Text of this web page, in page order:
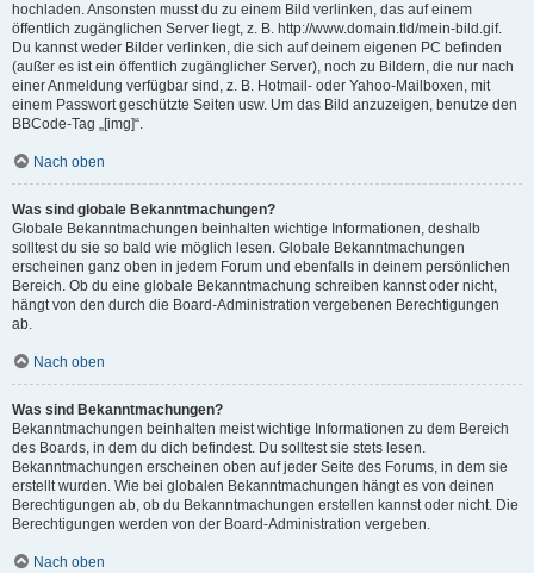
hochladen. Ansonsten musst du zu einem Bild verlinken, das auf einem
öffentlich zugänglichen Server liegt, z. B. http://www.domain.tld/mein-bild.gif.
Du kannst weder Bilder verlinken, die sich auf deinem eigenen PC befinden
(außer es ist ein öffentlich zugänglicher Server), noch zu Bildern, die nur nach
einer Anmeldung verfügbar sind, z. B. Hotmail- oder Yahoo-Mailboxen, mit
einem Passwort geschützte Seiten usw. Um das Bild anzuzeigen, benutze den
BBCode-Tag „[img]“.
Nach oben
Was sind globale Bekanntmachungen?
Globale Bekanntmachungen beinhalten wichtige Informationen, deshalb
solltest du sie so bald wie möglich lesen. Globale Bekanntmachungen
erscheinen ganz oben in jedem Forum und ebenfalls in deinem persönlichen
Bereich. Ob du eine globale Bekanntmachung schreiben kannst oder nicht,
hängt von den durch die Board-Administration vergebenen Berechtigungen
ab.
Nach oben
Was sind Bekanntmachungen?
Bekanntmachungen beinhalten meist wichtige Informationen zu dem Bereich
des Boards, in dem du dich befindest. Du solltest sie stets lesen.
Bekanntmachungen erscheinen oben auf jeder Seite des Forums, in dem sie
erstellt wurden. Wie bei globalen Bekanntmachungen hängt es von deinen
Berechtigungen ab, ob du Bekanntmachungen erstellen kannst oder nicht. Die
Berechtigungen werden von der Board-Administration vergeben.
Nach oben